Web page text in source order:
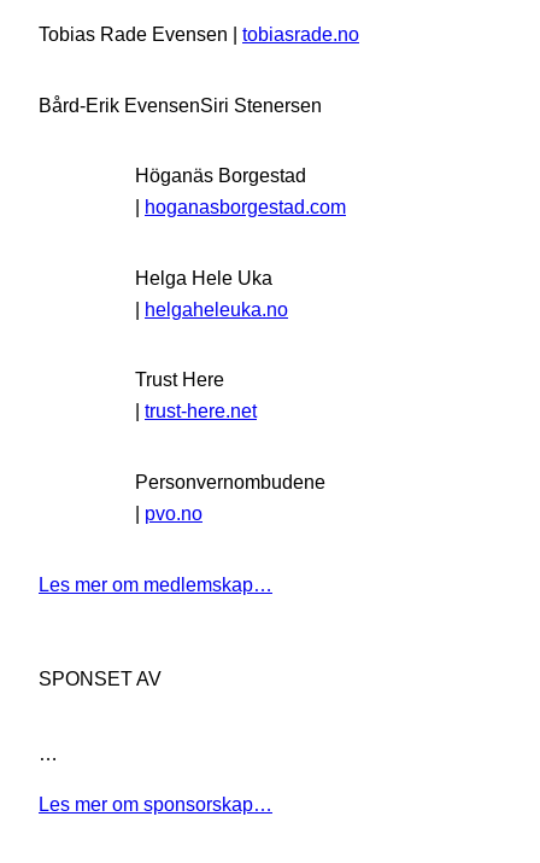
Tobias Rade Evensen | tobiasrade.no
Bård-Erik EvensenSiri Stenersen
Höganäs Borgestad
| hoganasborgestad.com
Helga Hele Uka
| helgaheleuka.no
Trust Here
trust-here.net
Personvernombudene
| pvo.no
Les mer om medlemskap…
SPONSET AV
…
Les mer om sponsorskap…